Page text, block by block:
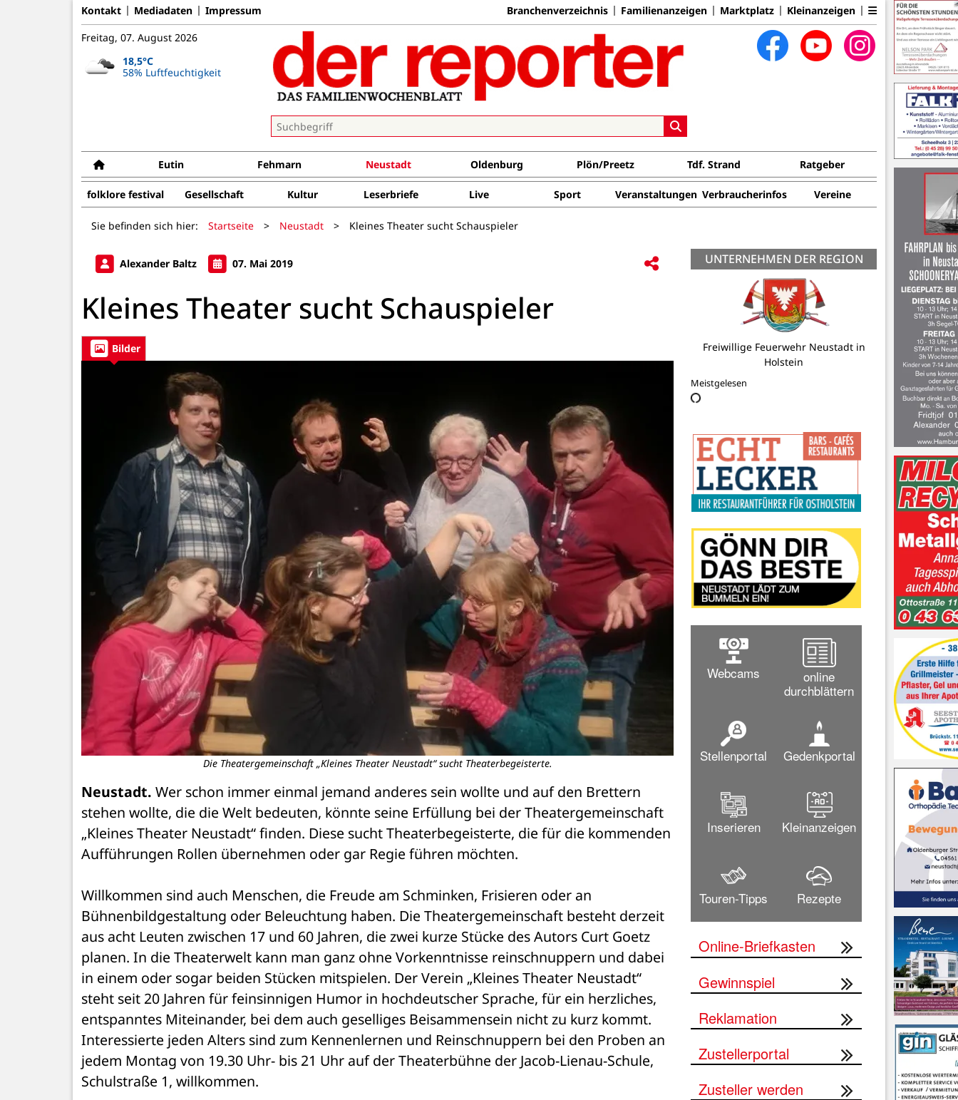
Kontakt Mediadaten Impressum Branchenverzeichnis Familienanzeigen Marktplatz Kleinanzeigen
Freitag, 07. August 2026
18,5°C
58% Luftfeuchtigkeit
Eutin Fehmarn Neustadt Oldenburg Plön/Preetz Tdf. Strand Ratgeber
folklore festival Gesellschaft Kultur Leserbriefe Live Sport Veranstaltungen Verbraucherinfos Vereine
Sie befinden sich hier: Startseite > Neustadt > Kleines Theater sucht Schauspieler
Alexander Baltz 07. Mai 2019
Kleines Theater sucht Schauspieler
Bilder
Die Theatergemeinschaft „Kleines Theater Neustadt“ sucht Theaterbegeisterte.
Neustadt. Wer schon immer einmal jemand anderes sein wollte und auf den Brettern
stehen wollte, die die Welt bedeuten, könnte seine Erfüllung bei der Theatergemeinschaft
„Kleines Theater Neustadt“ finden. Diese sucht Theaterbegeisterte, die für die kommenden
Aufführungen Rollen übernehmen oder gar Regie führen möchten.
Willkommen sind auch Menschen, die Freude am Schminken, Frisieren oder an
Bühnenbildgestaltung oder Beleuchtung haben. Die Theatergemeinschaft besteht derzeit
aus acht Leuten zwischen 17 und 60 Jahren, die zwei kurze Stücke des Autors Curt Goetz
planen. In die Theaterwelt kann man ganz ohne Vorkenntnisse reinschnuppern und dabei
in einem oder sogar beiden Stücken mitspielen. Der Verein „Kleines Theater Neustadt“
steht seit 20 Jahren für feinsinnigen Humor in hochdeutscher Sprache, für ein herzliches,
entspanntes Miteinander, bei dem auch geselliges Beisammensein nicht zu kurz kommt.
Interessierte jeden Alters sind zum Kennenlernen und Reinschnuppern bei den Proben an
jedem Montag von 19.30 Uhr- bis 21 Uhr auf der Theaterbühne der Jacob-Lienau-Schule,
Schulstraße 1, willkommen.
UNTERNEHMEN DER REGION
Meistgelesen
Webcams
online
durchblättern
Stellenportal Gedenkportal
Inserieren Kleinanzeigen
Touren-Tipps Rezepte
Online-Briefkasten
Gewinnspiel
Reklamation
Zustellerportal
Zusteller werden